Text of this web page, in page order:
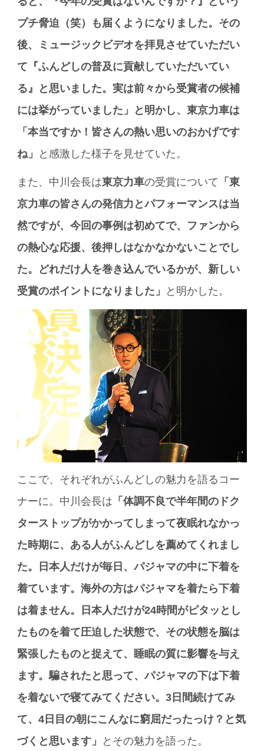
プチ脅迫（笑）も届くようになりました。その
後、ミュージックビデオを拝見させていただい
て『ふんどしの普及に貢献していただいてい
る』と思いました。実は前々から受賞者の候補
には挙がっていました」と明かし、東京力車は
「本当ですか！皆さんの熱い思いのおかげです
ね」
と感激した様子を見せていた。
また、中川会長は東京力車の受賞について 「東
京力車の皆さんの発信力とパフォーマンスは当
然ですが、今回の事例は初めてで、ファンから
の熱心な応援、後押しはなかなかないことでし
た。どれだけ人を巻き込んでいるかが、新しい
受賞のポイントになりました」
と明かした。
ここで、それぞれがふんどしの魅力を語るコー
ナーに。中川会長は 「体調不良で半年間のドク
ターストップがかかってしまって夜眠れなかっ
た時期に、ある人がふんどしを薦めてくれまし
た。日本人だけが毎日、パジャマの中に下着を
着ています。海外の方はパジャマを着たら下着
は着ません。日本人だけが24時間がピタッとし
たものを着て圧迫した状態で、その状態を脳は
緊張したものと捉えて、睡眠の質に影響を与え
ます。騙されたと思って、パジャマの下は下着
を着ないで寝てみてください。3日間続けてみ
て、4日目の朝にこんなに窮屈だったっけ？と気
づくと思います」
とその魅力を語った。